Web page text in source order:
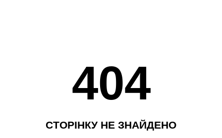
404
СТОРІНКУ НЕ ЗНАЙДЕНО